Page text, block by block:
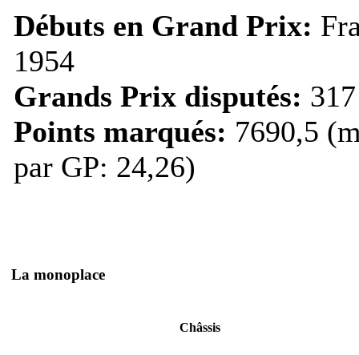
Débuts en Grand Prix:
1954
Grands Prix disputés: 317
Points marqués: 7690,5
par GP: 24,26)
La monoplace
Châssis